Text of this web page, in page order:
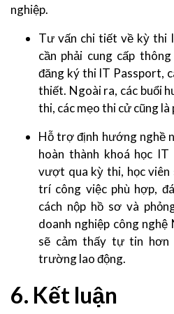
nghiệp.
Tư vấn chi tiết về kỳ thi
cần phải cung cấp
đăng ký thi IT Passport,
thiết. Ngoài ra, các buổi
thi, các mẹo thi cử cũng
Hỗ trợ định hướng nghề
hoàn thành khoá học
vượt qua kỳ thi, học
trí công việc phù hợp,
cách nộp hồ sơ và
doanh nghiệp công
sẽ cảm thấy tự tin
trường lao động.
6. Kết luận